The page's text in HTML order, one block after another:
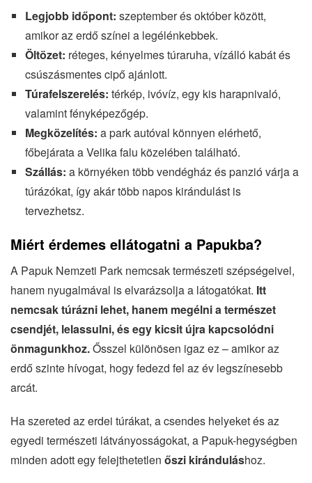
Legjobb időpont: szeptember és október között,
amikor az erdő színei a legélénkebbek.
Öltözet: réteges, kényelmes túraruha, vízálló kabát és
csúszásmentes cipő ajánlott.
Túrafelszerelés: térkép, ivóvíz, egy kis harapnivaló,
valamint fényképezőgép.
Megközelítés: a park autóval könnyen elérhető,
főbejárata a Velika falu közelében található.
Szállás: a környéken több vendégház és panzió várja a
túrázókat, így akár több napos kirándulást is
tervezhetsz.
Miért érdemes ellátogatni a Papukba?
A Papuk Nemzeti Park nemcsak természeti szépségeivel,
hanem nyugalmával is elvarázsolja a látogatókat. Itt
nemcsak túrázni lehet, hanem megélni a természet
csendjét, lelassulni, és egy kicsit újra kapcsolódni
önmagunkhoz.Ősszel különösen igaz ez – amikor az
erdő szinte hívogat, hogy fedezd fel az év legszínesebb
arcát.
Ha szereted az erdei túrákat, a csendes helyeket és az
egyedi természeti látványosságokat, a Papuk-hegységben
minden adott egy felejthetetlen őszi kiránduláshoz.